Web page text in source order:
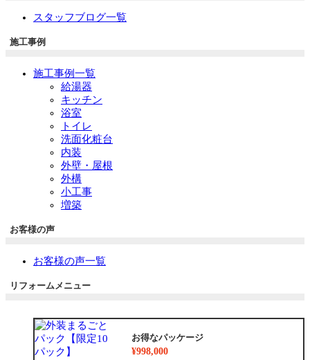
スタッフブログ一覧
施工事例
施工事例一覧
給湯器
キッチン
浴室
トイレ
洗面化粧台
内装
外壁・屋根
外構
小工事
増築
お客様の声
お客様の声一覧
リフォームメニュー
お得なパッケージ
¥998,000